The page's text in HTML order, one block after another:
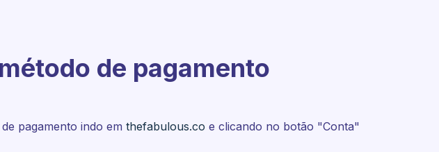
de pagamento
pagamento indo em thefabulous.co e clicando no botão "Conta"